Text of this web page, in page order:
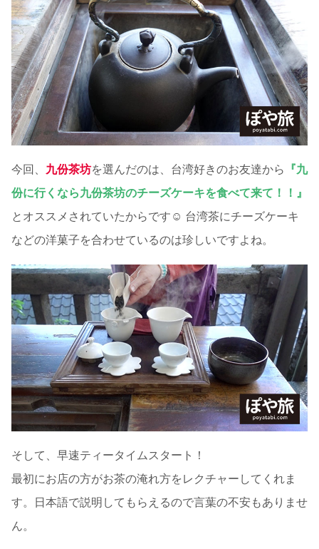
今回、 九份茶坊を選んだのは、台湾好きのお友達から
『九
份に行くなら九份茶坊のチーズケーキを食べて来て！！』
とオススメされていたからです☺ 台湾茶にチーズケーキ
などの洋菓子を合わせているのは珍しいですよね。
そして、早速ティータイムスタート！
最初にお店の方がお茶の淹れ方をレクチャーしてくれま
す。日本語で説明してもらえるので言葉の不安もありませ
ん。